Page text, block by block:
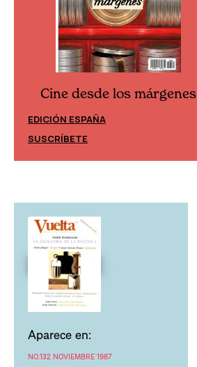
Cine desde los márgenes
EDICIÓN ESPAÑA
SUSCRÍBETE
Aparece en:
NO.132 NOVIEMBRE 1987